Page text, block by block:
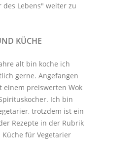
des Lebens" weiter zu
KÜCHE
alt bin koche ich
gerne. Angefangen
einem preiswerten Wok
Ich bin
trotzdem ist ein
Rezepte in der Rubrik
Küche für Vegetarier